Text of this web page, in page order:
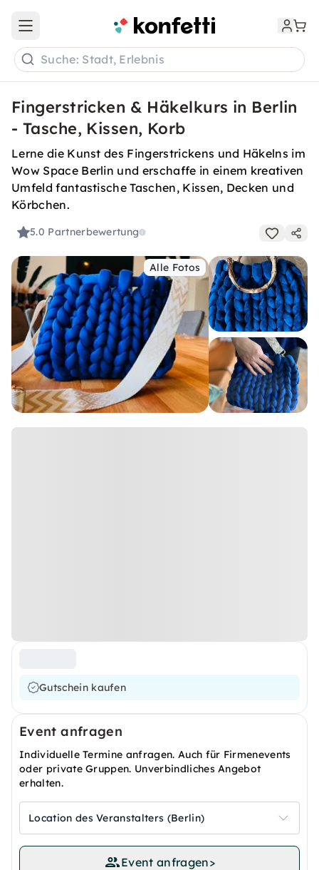
Open main menu
Suche: Stadt, Erlebnis
Fingerstricken & Häkelkurs in Berlin
- Tasche, Kissen, Korb
Lerne die Kunst des Fingerstrickens und Häkelns im
Wow Space Berlin und erschaffe in einem kreativen
Umfeld fantastische Taschen, Kissen, Decken und
Körbchen.
5.0 Partnerbewertung
Alle Fotos
Gutschein kaufen
Event anfragen
Individuelle Termine anfragen. Auch für Firmenevents
oder private Gruppen. Unverbindliches Angebot
erhalten.
Location des Veranstalters (Berlin)
Event anfragen>